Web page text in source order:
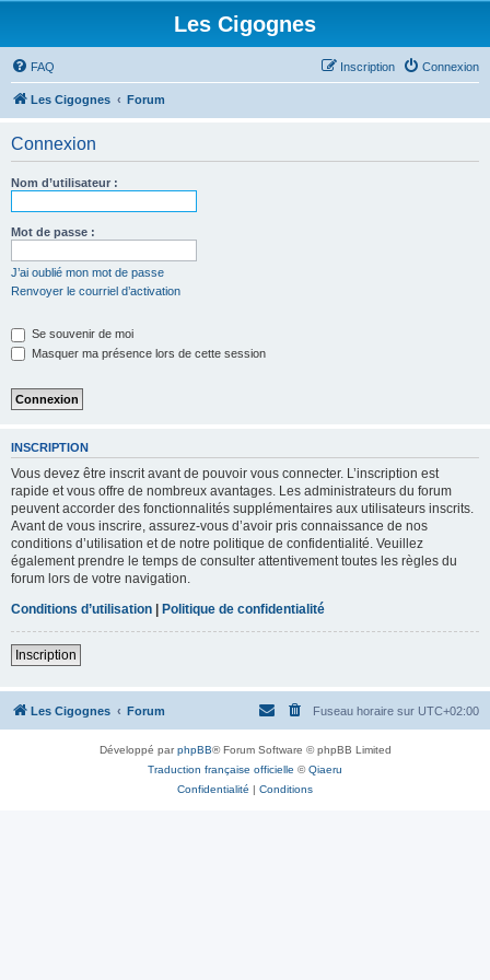
Les Cigognes
FAQ Connexion
Inscription
Les Cigognes Forum
Connexion
Nom d’utilisateur :
Mot de passe :
J’ai oublié mon mot de passe
Renvoyer le courriel d’activation
Se souvenir de moi
Masquer ma présence lors de cette session
INSCRIPTION
Vous devez être inscrit avant de pouvoir vous connecter. L’inscription est
rapide et vous offre de nombreux avantages. Les administrateurs du forum
peuvent accorder des fonctionnalités supplémentaires aux utilisateurs inscrits.
Avant de vous inscrire, assurez-vous d’avoir pris connaissance de nos
conditions d’utilisation et de notre politique de confidentialité. Veuillez
également prendre le temps de consulter attentivement toutes les règles du
forum lors de votre navigation.
Conditions d’utilisation | Politique de confidentialité
Inscription
Les Cigognes Forum Fuseau horaire sur UTC+02:00
Développé parphpBB® Forum Software © phpBB Limited
Traduction française officielle ©Qiaeru
Confidentialité | Conditions